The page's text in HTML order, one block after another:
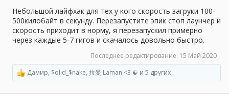
Небольшой лайфхак для тех у кого скорость загруки 100-
500килобайт в секунду. Перезапустите эпик стоп лаунчер и
скорость приходит в норму, я перезапускил примерно
через каждые 5-7 гигов и скачалось довольно быстро.
Последнее редактирование: 15 Май 2020
Р
е
а
Дамир, $olid_$nake, 拉曼 Laman <3 ☯ и 5 других